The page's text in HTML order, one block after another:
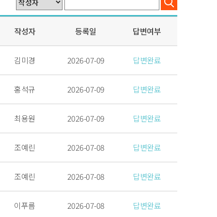
작성자 등록일 답변여부
김미경 2026-07-09 답변완료
홍석규 2026-07-09 답변완료
최용원 2026-07-09 답변완료
조예린 2026-07-08 답변완료
조예린 2026-07-08 답변완료
이푸름 2026-07-08 답변완료